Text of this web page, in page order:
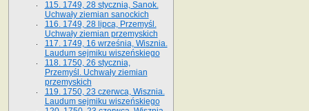
115. 1749, 28 stycznia, Sanok.
Uchwały ziemian sanockich
116. 1749, 28 lipca, Przemyśl.
Uchwały ziemian przemyskich
117. 1749, 16 września, Wisznia.
Laudum sejmiku wiszeńskiego
118. 1750, 26 stycznia,
Przemyśl. Uchwały ziemian
przemyskich
119. 1750, 23 czerwca, Wisznia.
Laudum sejmiku wiszeńskiego